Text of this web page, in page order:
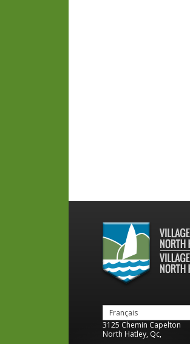
Français
3125 Chemin Capelton
North Hatley, Qc,